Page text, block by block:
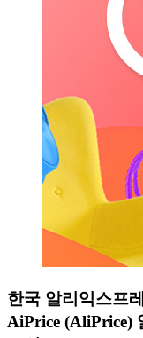
한국 알리익스프
AiPrice (AliPrice)